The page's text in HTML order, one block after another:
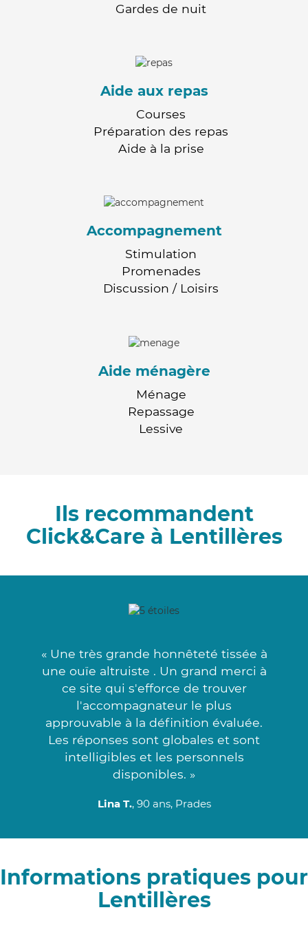
Gardes de nuit
Aide aux repas
Courses
Préparation des repas
Aide à la prise
Accompagnement
Stimulation
Promenades
Discussion / Loisirs
Aide ménagère
Ménage
Repassage
Lessive
Ils recommandent
Click&Care à Lentillères
« Une très grande honnêteté tissée à
une ouïe altruiste . Un grand merci à
ce site qui s'efforce de trouver
l'accompagnateur le plus
approuvable à la définition évaluée.
Les réponses sont globales et sont
intelligibles et les personnels
disponibles. »
Lina T., 90 ans, Prades
Informations pratiques pour
Lentillères